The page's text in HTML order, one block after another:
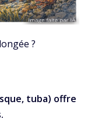
?
tuba) offre